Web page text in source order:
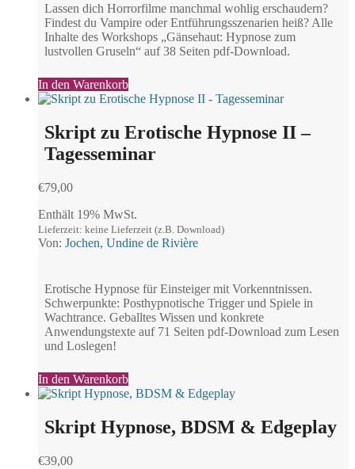
Lassen dich Horrorfilme manchmal wohlig erschaudern?
Findest du Vampire oder Entführungsszenarien heiß? Alle
Inhalte des Workshops „Gänsehaut: Hypnose zum
lustvollen Gruseln“ auf 38 Seiten pdf-Download.
In den Warenkorb
Skript zu Erotische Hypnose II –
Tagesseminar
€79,00
Enthält 19% MwSt.
Lieferzeit: keine Lieferzeit (z.B. Download)
Von: Jochen, Undine de Rivière
Erotische Hypnose für Einsteiger mit Vorkenntnissen.
Schwerpunkte: Posthypnotische Trigger und Spiele in
Wachtrance. Geballtes Wissen und konkrete
Anwendungstexte auf 71 Seiten pdf-Download zum Lesen
und Loslegen!
In den Warenkorb
Skript Hypnose, BDSM & Edgeplay
€39,00